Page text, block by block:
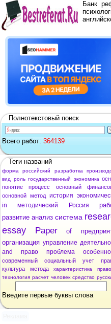
Банк
Полнотекстовый поиск
Всего работ: 364139
Теги названий
форма российский разработка
вид
роль государственный экономика
понятие
процесс основный
основной метод история
in
методический Россия
развитие анализ система
essay
Paper of
организация управление
and
право проблема
современный социальный учет
культура
метода характеристика
технология расчет человек средство
Введите первые буквы слова